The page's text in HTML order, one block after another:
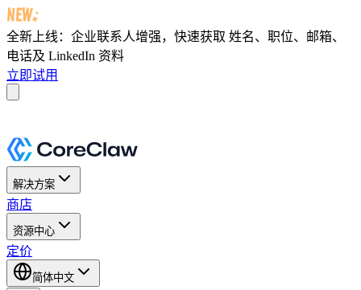
全新上线：企业联系人增强，快速获取 姓名、职位、邮箱、
电话及 LinkedIn 资料
立即试用
解决方案
商店
资源中心
定价
简体中文